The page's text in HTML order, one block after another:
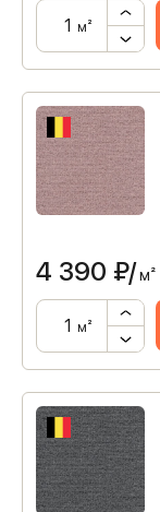
м²
4 390 ₽/м²
м²